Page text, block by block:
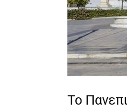
Το